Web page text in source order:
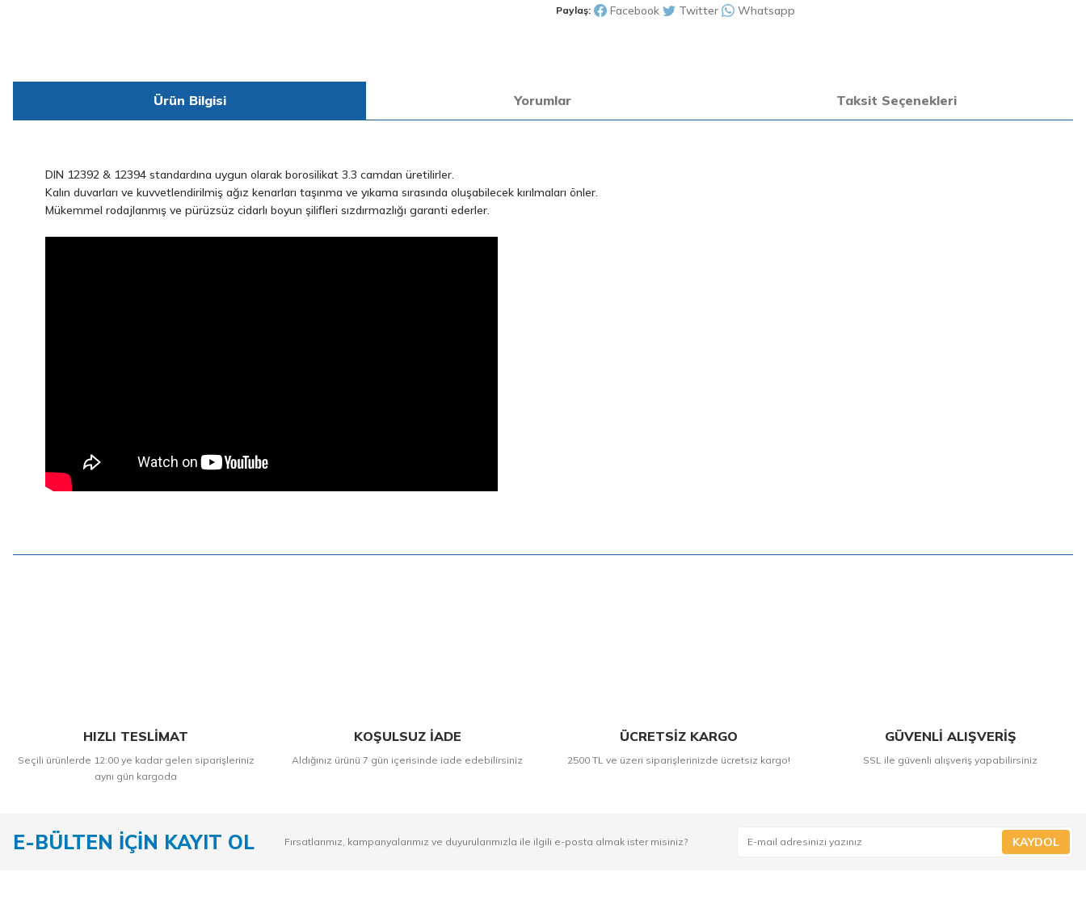
Paylaş: Facebook Twitter Whatsapp
Ürün Bilgisi Yorumlar Taksit Seçenekleri
DIN 12392 & 12394 standardına uygun olarak borosilikat 3.3 camdan üretilirler.
Kalın duvarları ve kuvvetlendirilmiş ağız kenarları taşınma ve yıkama sırasında oluşabilecek kırılmaları önler.
Mükemmel rodajlanmış ve pürüzsüz cidarlı boyun şilifleri sızdırmazlığı garanti ederler.
HIZLI TESLİMAT
Seçili ürünlerde 12:00 ye kadar gelen siparişleriniz
aynı gün kargoda
KOŞULSUZ İADE
Aldığınız ürünü 7 gün içerisinde iade edebilirsiniz
ÜCRETSİZ KARGO
2500 TL ve üzeri siparişlerinizde ücretsiz kargo!
GÜVENLİ ALIŞVERİŞ
SSL ile güvenli alışveriş yapabilirsiniz
E-BÜLTEN İÇİN KAYIT OL Fırsatlarımız, kampanyalarımız ve duyurularımızla ile ilgili e-posta almak ister misiniz? KAYDOL